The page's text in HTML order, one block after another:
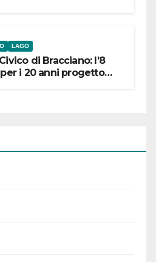
LAGO
di Bracciano: l’8
i 20 anni progetto